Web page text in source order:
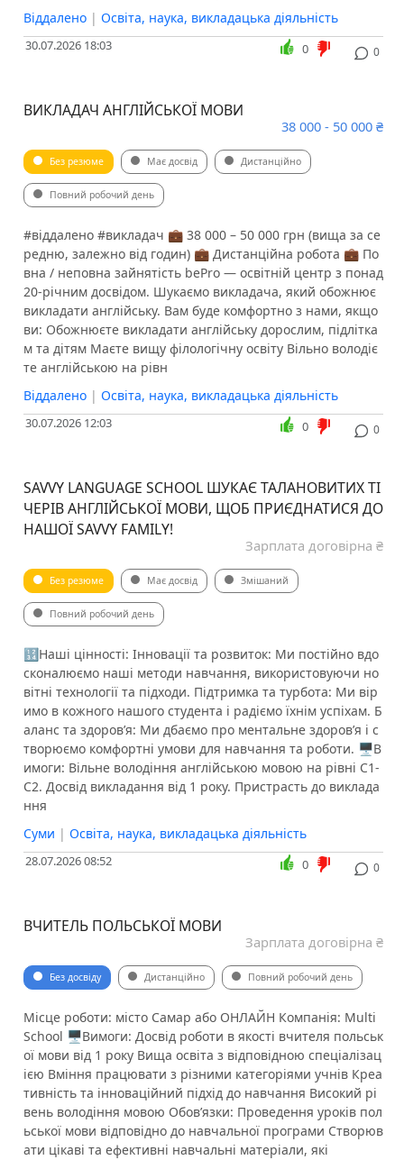
Віддалено | Освіта, наука, викладацька діяльність
30.07.2026 18:03 0
0
ВИКЛАДАЧ АНГЛІЙСЬКОЇ МОВИ
38 000 - 50 000 ₴
Без резюме Має досвід Дистанційно
Повний робочий день
#віддалено #викладач 💼 38 000 – 50 000 грн (вища за се
редню, залежно від годин) 💼 Дистанційна робота 💼 По
вна / неповна зайнятість bePro — освітній центр з понад
20-річним досвідом. Шукаємо викладача, який обожнює
викладати англійську. Вам буде комфортно з нами, якщо
ви: Обожнюєте викладати англійську дорослим, підлітка
м та дітям Маєте вищу філологічну освіту Вільно володіє
те англійською на рівн
Віддалено | Освіта, наука, викладацька діяльність
30.07.2026 12:03 0
0
SAVVY LANGUAGE SCHOOL ШУКАЄ ТАЛАНОВИТИХ ТІ
ЧЕРІВ АНГЛІЙСЬКОЇ МОВИ, ЩОБ ПРИЄДНАТИСЯ ДО
НАШОЇ SAVVY FAMILY!
Зарплата договірна ₴
Без резюме Має досвід Змішаний
Повний робочий день
🔢Наші цінності: Інновації та розвиток: Ми постійно вдо
сконалюємо наші методи навчання, використовуючи но
вітні технології та підходи. Підтримка та турбота: Ми вір
имо в кожного нашого студента і радіємо їхнім успіхам. Б
аланс та здоров’я: Ми дбаємо про ментальне здоров’я і с
творюємо комфортні умови для навчання та роботи. 🖥В
имоги: Вільне володіння англійською мовою на рівні C1-
C2. Досвід викладання від 1 року. Пристрасть до виклада
ння
Суми | Освіта, наука, викладацька діяльність
28.07.2026 08:52 0
0
ВЧИТЕЛЬ ПОЛЬСЬКОЇ МОВИ
Зарплата договірна ₴
Без досвіду Дистанційно Повний робочий день
Місце роботи: місто Самар або ОНЛАЙН Компанія: Multi
School 🖥Вимоги: Досвід роботи в якості вчителя польськ
ої мови від 1 року Вища освіта з відповідною спеціалізац
ією Вміння працювати з різними категоріями учнів Креа
тивність та інноваційний підхід до навчання Високий рі
вень володіння мовою ️Обов’язки: Проведення уроків пол
ьської мови відповідно до навчальної програми Створюв
ати цікаві та ефективні навчальні матеріали, які